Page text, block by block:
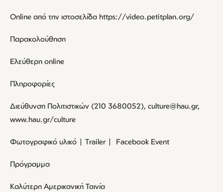
Online από την ιστοσελίδα https://video.petitplan.org/
Παρακολούθηση
Ελεύθερη online
Πληροφορίες
Διεύθυνση Πολιτιστικών (210 3680052), culture@hau.gr,
www.hau.gr/culture
Φωτογραφικό υλικό | Trailer | Facebook Event
Πρόγραμμα
Καλύτερη Αμερικανική Ταινία